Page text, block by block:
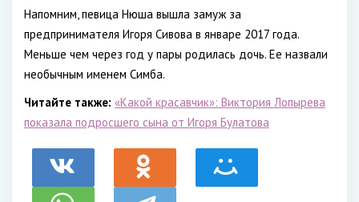
Напомним, певица Нюша вышла замуж за
предпринимателя Игоря Сивова в январе 2017 года.
Меньше чем через год у пары родилась дочь. Ее назвали
необычным именем Симба.
Читайте также: «Какой красавчик»: Виктория Лопырева
показала подросшего сына от Игоря Булатова